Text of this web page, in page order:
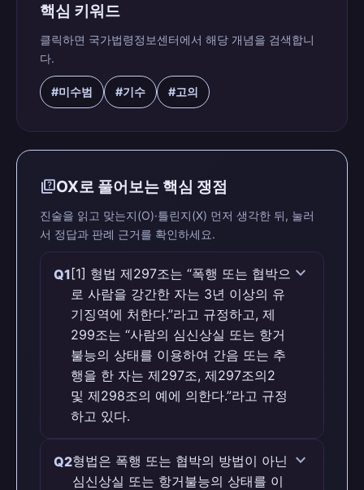
핵심 키워드
클릭하면 국가법령정보센터에서 해당 개념을 검색합니
다.
#미수범 #기수 #고의
quizOX로 풀어보는 핵심 쟁점
진술을 읽고 맞는지(O)·틀린지(X) 먼저 생각한 뒤, 눌러
서 정답과 판례 근거를 확인하세요.
Q1 [1] 형법 제297조는 “폭행 또는 협박으
로 사람을 강간한 자는 3년 이상의 유
기징역에 처한다.”라고 규정하고, 제
299조는 “사람의 심신상실 또는 항거
불능의 상태를 이용하여 간음 또는 추
행을 한 자는 제297조, 제297조의2
및 제298조의 예에 의한다.”라고 규정
하고 있다.
expand_more
맞습니다 (O)
Q2형법은 폭행 또는 협박의 방법이 아닌
심신상실 또는 항거불능의 상태를 이
expand_more